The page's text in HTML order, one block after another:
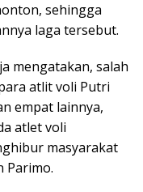
sehingga
laga tersebut.
mengatakan, salah
atlit voli Putri
empat lainnya,
atlet voli
masyarakat
Parimo.